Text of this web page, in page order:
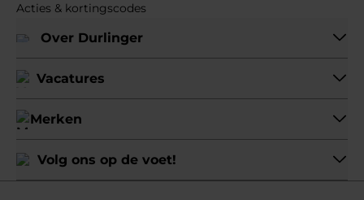
Acties & kortingscodes
Over Durlinger
Vacatures
Merken
Volg ons op de voet!